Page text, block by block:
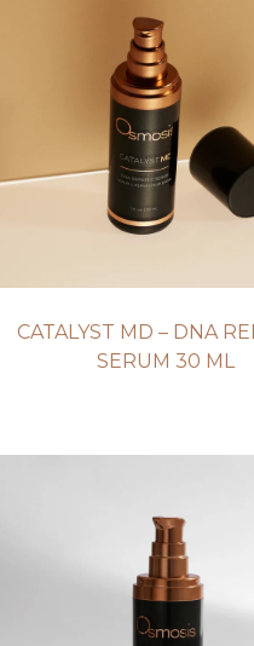
CATALYST MD – DNA
SERUM 30 ML